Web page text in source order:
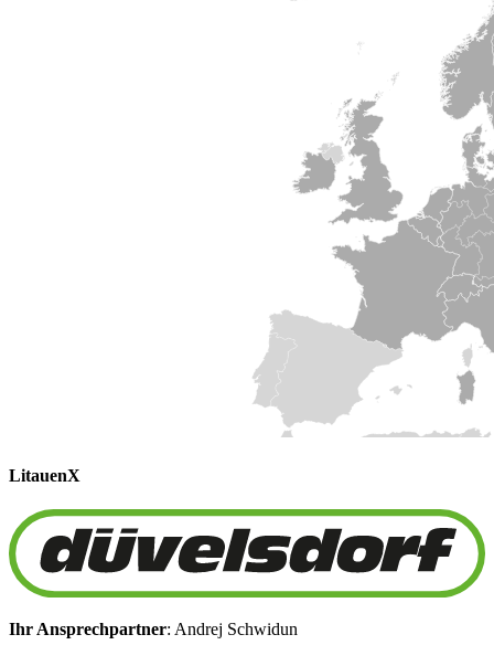
LitauenX
Ihr Ansprechpartner: Andrej Schwidun